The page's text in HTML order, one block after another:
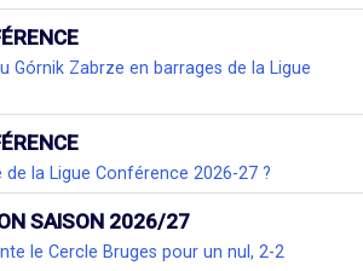
Górnik Zabrze en barrages de la Ligue
de la Ligue Conférence 2026-27 ?
SAISON 2026/27
le Cercle Bruges pour un nul, 2-2